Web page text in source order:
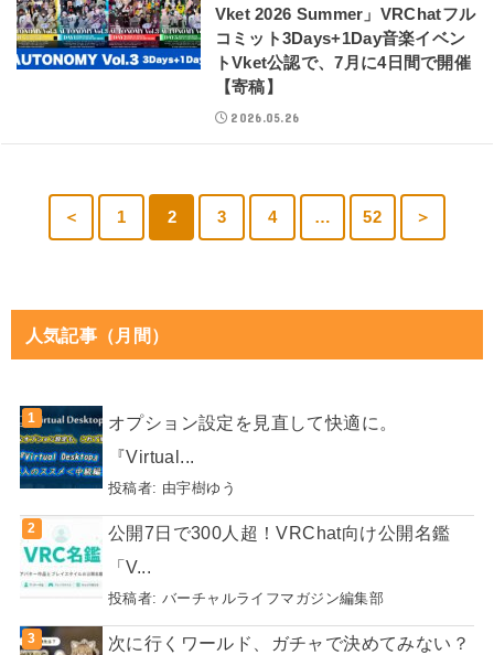
Vket 2026 Summer」VRChatフル
コミット3Days+1Day音楽イベン
トVket公認で、7月に4日間で開催
【寄稿】
2026.05.26
＜ 1 2 3 4 … 52 ＞
人気記事（月間）
オプション設定を見直して快適に。
『Virtual...
投稿者: 由宇樹ゆう
公開7日で300人超！VRChat向け公開名鑑
「V...
投稿者: バーチャルライフマガジン編集部
次に行くワールド、ガチャで決めてみない？